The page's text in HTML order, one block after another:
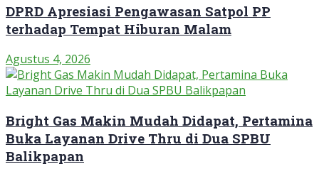
DPRD Apresiasi Pengawasan Satpol PP
terhadap Tempat Hiburan Malam
Agustus 4, 2026
Bright Gas Makin Mudah Didapat, Pertamina
Buka Layanan Drive Thru di Dua SPBU
Balikpapan